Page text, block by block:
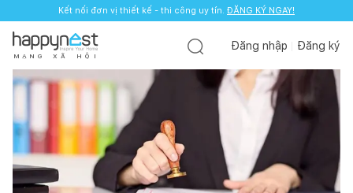
Kết nối đơn vị thiết kế - thi công uy tín. ĐĂNG KÝ NGAY!
Kết nối đơn vị thiết kế - thi công uy tín. ĐĂNG KÝ NGAY!
M Ạ N G X Ã H Ộ I
Đăng nhập Đăng ký